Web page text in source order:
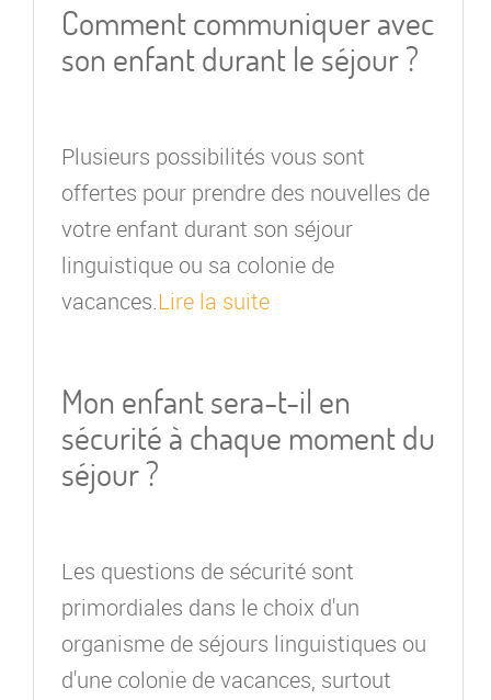
Comment communiquer avec
son enfant durant le séjour ?
Plusieurs possibilités vous sont
offertes pour prendre des nouvelles de
votre enfant durant son séjour
linguistique ou sa colonie de
vacances.Lire la suite
Mon enfant sera-t-il en
sécurité à chaque moment du
séjour ?
Les questions de sécurité sont
primordiales dans le choix d'un
organisme de séjours linguistiques ou
d'une colonie de vacances, surtout